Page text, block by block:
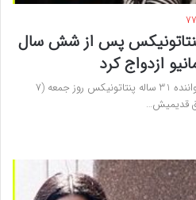
پس از شش سال
ازدواج کرد
اسکات هوینگ ازدواج کرده است! خواننده 31 ساله پنتاتونیکس روز جمعه (7
قدیمیش…